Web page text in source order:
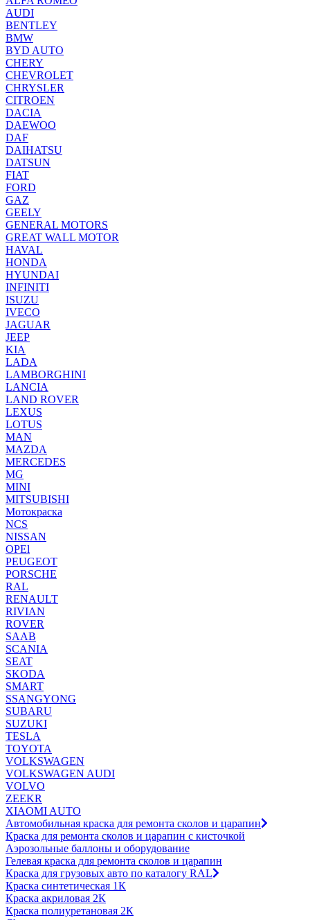
AUDI
BENTLEY
BMW
BYD AUTO
CHERY
CHEVROLET
CHRYSLER
CITROEN
DACIA
DAEWOO
DAF
DAIHATSU
DATSUN
FIAT
FORD
GAZ
GEELY
GENERAL MOTORS
GREAT WALL MOTOR
HAVAL
HONDA
HYUNDAI
INFINITI
ISUZU
IVECO
JAGUAR
JEEP
KIA
LADA
LAMBORGHINI
LANCIA
LAND ROVER
LEXUS
LOTUS
MAN
MAZDA
MERCEDES
MG
MINI
MITSUBISHI
Мотокраска
NCS
NISSAN
OPEl
PEUGEOT
PORSCHE
RAL
RENAULT
RIVIAN
ROVER
SAAB
SCANIA
SEAT
SKODA
SMART
SSANGYONG
SUBARU
SUZUKI
TESLA
TOYOTA
VOLKSWAGEN
VOLKSWAGEN AUDI
VOLVO
ZEEKR
XIAOMI AUTO
Автомобильная краска для ремонта сколов и царапин
Краска для ремонта сколов и царапин с кисточкой
Аэрозольные баллоны и оборудование
Гелевая краска для ремонта сколов и царапин
Краска для грузовых авто по каталогу RAL
Краска синтетическая 1К
Краска акриловая 2К
Краска полиуретановая 2К